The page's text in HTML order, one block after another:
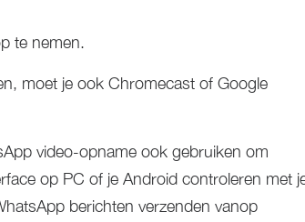
te nemen.
moet je ook Chromecast of Google
video-opname ook gebruiken om
op PC of je Android controleren met
berichten verzenden vanop